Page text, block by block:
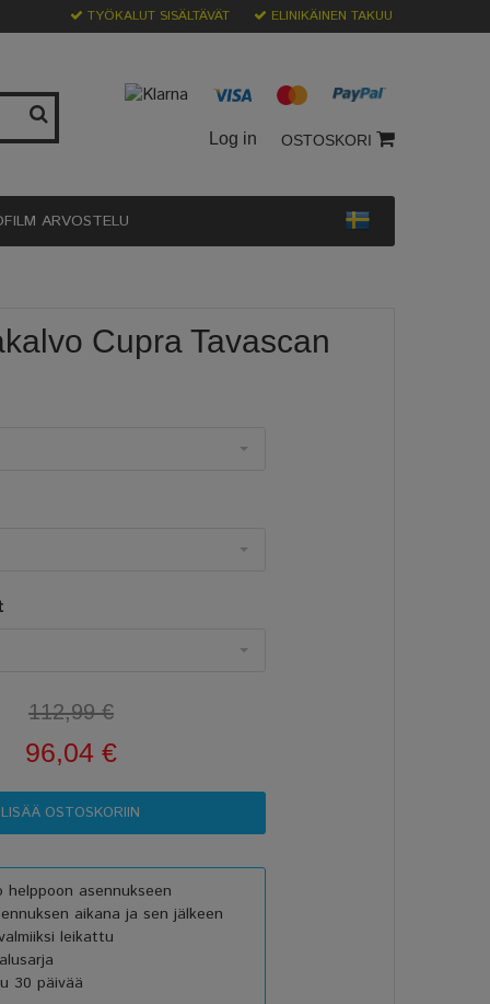
TYÖKALUT SISÄLTÄVÄT ELINIKÄINEN TAKUU
Log in OSTOSKORI
ARVOSTELU
Cupra Tavascan
112,99 €
96,04 €
helppoon asennukseen
aikana ja sen jälkeen
leikattu
30 päivää